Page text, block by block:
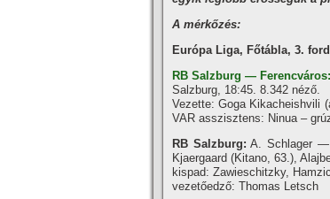
A mérkőzés:
Európa Liga, Főtábla, 3.
RB Salzburg — Ferencváros:
Salzburg, 18:45. 8.342 néző.
Vezette: Goga Kikacheishvili
VAR asszisztens: Ninua –
RB Salzburg: A. Schlager —
Kjaergaard (Kitano, 63.),
kispad: Zawieschitzky,
vezetőedző: Thomas Letsch